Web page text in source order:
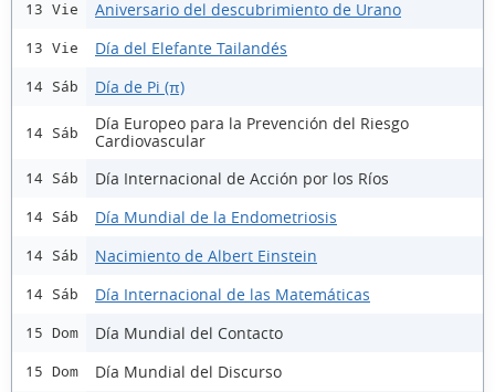
13 Vie Aniversario del descubrimiento de Urano
13 Vie Día del Elefante Tailandés
14 Sáb Día de Pi (π)
14 Sáb
Día Europeo para la Prevención del Riesgo
Cardiovascular
14 Sáb Día Internacional de Acción por los Ríos
14 Sáb Día Mundial de la Endometriosis
14 Sáb Nacimiento de Albert Einstein
14 Sáb Día Internacional de las Matemáticas
15 Dom Día Mundial del Contacto
15 Dom Día Mundial del Discurso